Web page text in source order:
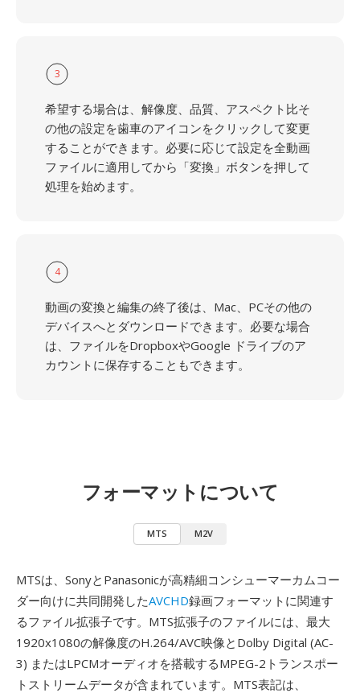
3
希望する場合は、解像度、品質、アスペクト比そ
の他の設定を歯車のアイコンをクリックして変更
することができます。必要に応じて設定を全動画
ファイルに適用してから「変換」ボタンを押して
処理を始めます。
4
動画の変換と編集の終了後は、Mac、PCその他の
デバイスへとダウンロードできます。必要な場合
は、ファイルをDropboxやGoogle ドライブのア
カウントに保存することもできます。
フォーマットについて
MTS M2V
MTSは、SonyとPanasonicが高精細コンシューマーカムコー
ダー向けに共同開発したAVCHD録画フォーマットに関連す
るファイル拡張子です。MTS拡張子のファイルには、最大
1920x1080の解像度のH.264/AVC映像とDolby Digital (AC-
3) またはLPCMオーディオを搭載するMPEG-2トランスポー
トストリームデータが含まれています。MTS表記は、